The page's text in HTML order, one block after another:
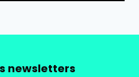
newsletters